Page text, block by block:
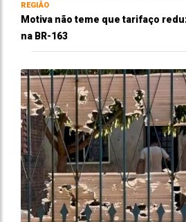
REGIÃO
Motiva não teme que tarifaço
na BR-163